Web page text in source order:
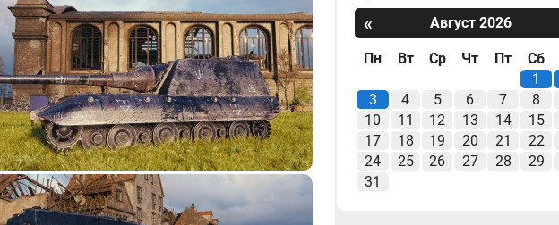
«
Август 2026
Пн Вт Ср Чт Пт
Сб
1
3
4 5 6 7
8
10
11 12 13 14
15
17
18 19 20 21
22
24
25 26 27 28
29
31